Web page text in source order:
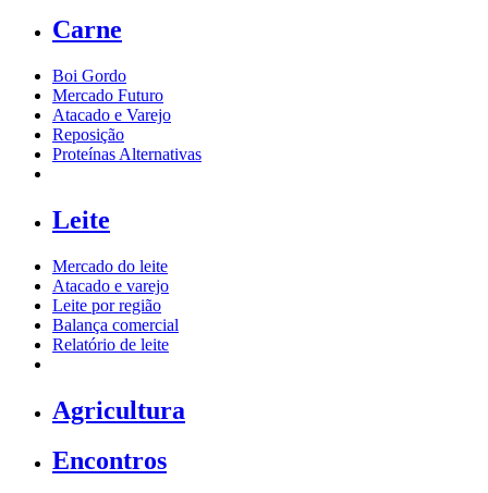
Carne
Boi Gordo
Mercado Futuro
Atacado e Varejo
Reposição
Proteínas Alternativas
Leite
Mercado do leite
Atacado e varejo
Leite por região
Balança comercial
Relatório de leite
Agricultura
Encontros